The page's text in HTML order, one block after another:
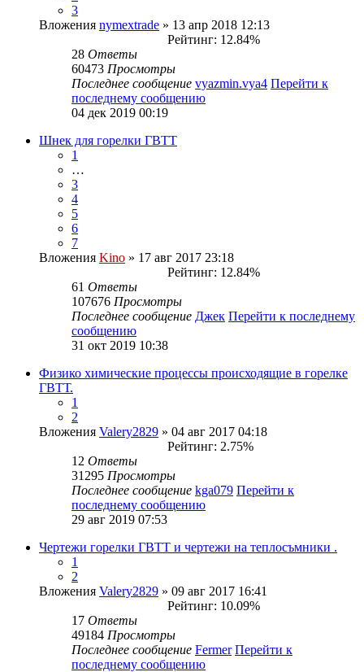
3
Вложения nymextrade » 13 апр 2018 12:13
Рейтинг: 12.84%
28 Ответы
60473 Просмотры
Последнее сообщение vyazmin.vya4 Перейти к
последнему сообщению
04 дек 2019 00:19
Шнек для горелки ГВТТ
1
…
3
4
5
6
7
Вложения Kino » 17 авг 2017 23:18
Рейтинг: 12.84%
61 Ответы
107676 Просмотры
Последнее сообщение Джек Перейти к последнему
сообщению
31 окт 2019 10:38
Физико химические процессы происходящие в горелке
ГВТТ.
1
2
Вложения Valery2829 » 04 авг 2017 04:18
Рейтинг: 2.75%
12 Ответы
31295 Просмотры
Последнее сообщение kga079 Перейти к
последнему сообщению
29 авг 2019 07:53
Чертежи горелки ГВТТ и чертежи на теплосъмники .
1
2
Вложения Valery2829 » 09 авг 2017 16:41
Рейтинг: 10.09%
17 Ответы
49184 Просмотры
Последнее сообщение Fermer Перейти к
последнему сообщению